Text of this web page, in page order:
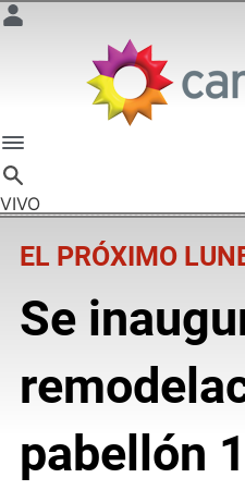
VIVO
EL PRÓXIMO
Se
pabellón